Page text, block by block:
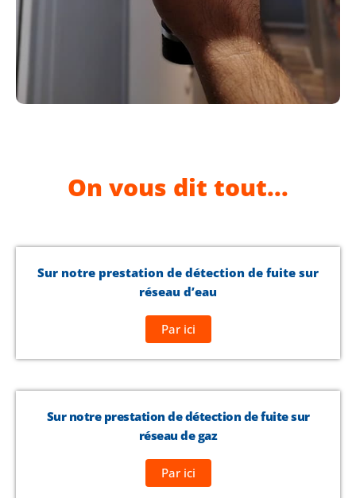
On vous dit tout...
Sur notre prestation de détection de fuite sur
réseau d’eau
Par ici
Sur notre prestation de détection de fuite sur
réseau de gaz
Par ici